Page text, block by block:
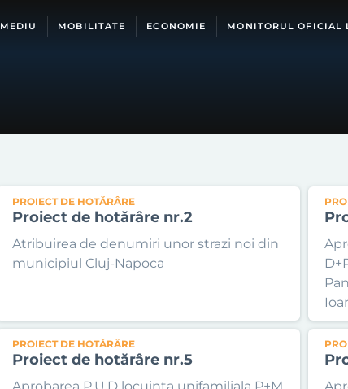
MEDIU MOBILITATE ECONOMIE MONITORUL OFICIAL
PROIECT DE HOTĂRÂRE
Proiect de hotărâre nr.2
Atribuirea de denumiri unor strazi noi din
municipiul Cluj-Napoca
PROIECT DE HOTĂRÂRE
Proiect de hotărâre nr.5